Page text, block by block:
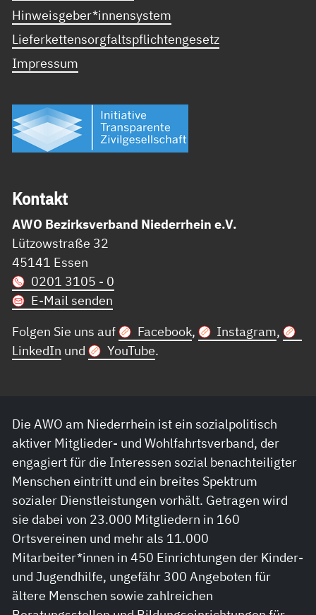
Hinweisgeber*innensystem
Lieferkettensorgfaltspflichtengesetz
Impressum
Kon­takt
AWO Bezirksverband Niederrhein e.V.
Lützowstraße 32
45141 Essen
0201 3105 - 0
E-Mail senden
Folgen Sie uns auf
Facebook, Instagram,
LinkedIn und YouTube.
Die AWO am Niederrhein ist ein sozialpolitisch
aktiver Mitglieder- und Wohlfahrtsverband, der
engagiert für die Interessen sozial benachteiligter
Menschen eintritt und ein breites Spektrum
sozialer Dienstleistungen vorhält. Getragen wird
sie dabei von 23.000 Mitgliedern in 160
Ortsvereinen und mehr als 11.000
Mitarbeiter*innen in 450 Einrichtungen der Kinder-
und Jugendhilfe, ungefähr 300 Angeboten für
ältere Menschen sowie zahlreichen